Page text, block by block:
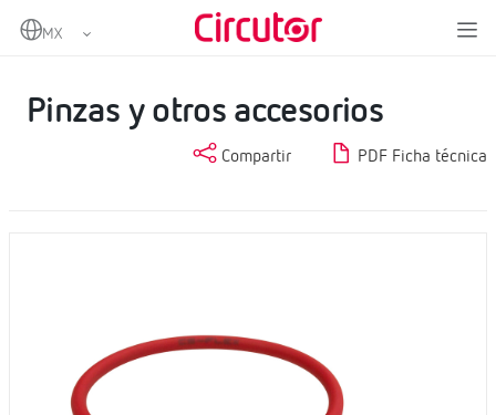
Home Medida y control
Analizadores de redes portátiles
Pinzas y otros accesorios
Compartir PDF Ficha técnica